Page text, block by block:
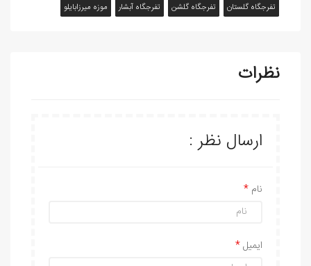
تفرجگاه گلستان
تفرجگاه گلشن تفرجگاه آبشار موزه میرزابایلو
نظرات
ارسال نظر :
نام
ایمیل